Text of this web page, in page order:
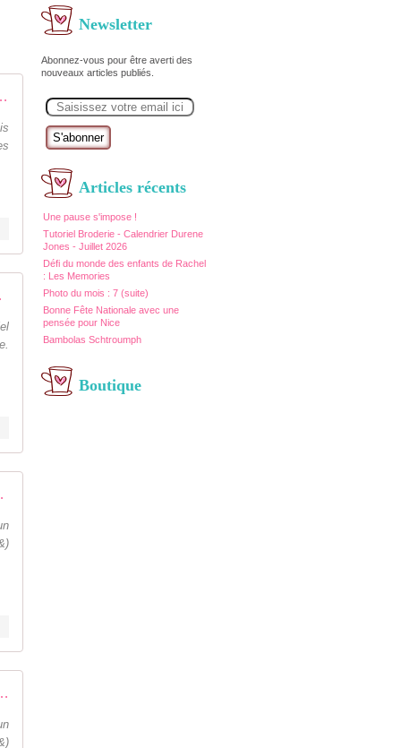
Newsletter
Abonnez-vous pour être averti des
nouveaux articles publiés.
m
Articles récents
Une pause s'impose !
Tutoriel Broderie - Calendrier Durene
Jones - Juillet 2026
Défi du monde des enfants de Rachel
: Les Memories
Photo du mois : 7 (suite)
Bonne Fête Nationale avec une
pensée pour Nice
Bambolas Schtroumph
Boutique
Passionnement Créative
Créative
- Passionnement Créative